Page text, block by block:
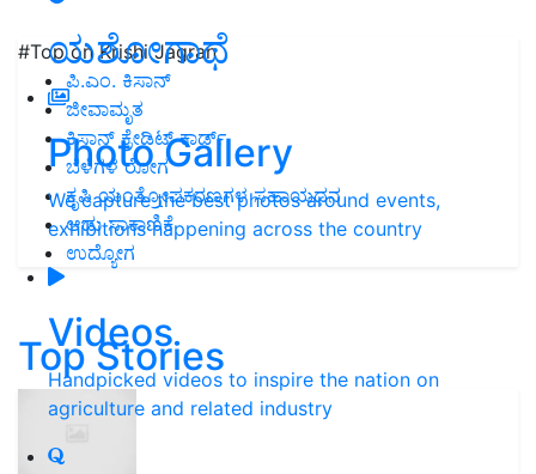
ಯಶೋಗಾಥೆ
Photo Gallery
We capture the best photos around events,
exhibitions happening across the country
Videos
Handpicked videos to inspire the nation on
agriculture and related industry
#Top on Krishi Jagran
ಪಿ.ಎಂ. ಕಿಸಾನ್
ಜೀವಾಮೃತ
ಕಿಸಾನ್ ಕ್ರೇಡಿಟ್ ಕಾರ್ಡ್
ಬೆಳೆಗಳ ರೋಗ
ಕೃಷಿ ಯಂತ್ರೋಪಕರಣಗಳ ಸಹಾಯಧನ
ಆಡು ಸಾಕಾಣಿಕೆ
ಉದ್ಯೋಗ
Top Stories